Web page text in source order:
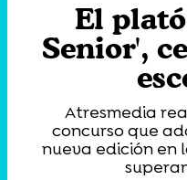
El
Senior',
Atresmedia
concurso que
nueva edición en